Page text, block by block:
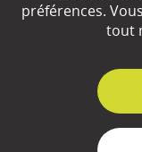
préférences.
tout